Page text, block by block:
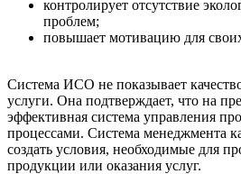
контролирует отсутствие
проблем;
повышает мотивацию для
Система ИСО не показывает
услуги. Она подтверждает, что на
эффективная система управления
процессами. Система менеджмента
создать условия, необходимые для
продукции или оказания услуг.